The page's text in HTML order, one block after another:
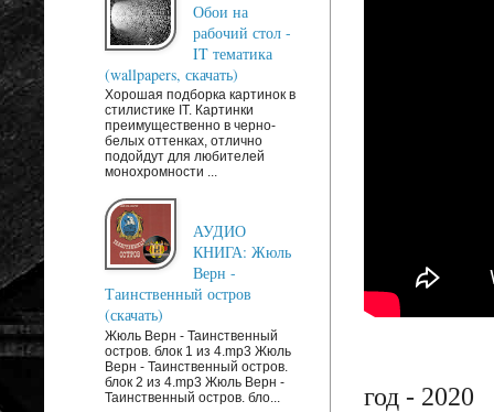
год - 2020
Обои на
рабочий стол -
IT тематика
(wallpapers, скачать)
Хорошая подборка картинок в
стилистике IT. Картинки
преимущественно в черно-
белых оттенках, отлично
подойдут для любителей
монохромности ...
АУДИО
КНИГА: Жюль
Верн -
Таинственный остров
(скачать)
Жюль Верн - Таинственный
остров. блок 1 из 4.mp3 Жюль
Верн - Таинственный остров.
блок 2 из 4.mp3 Жюль Верн -
Таинственный остров. бло...